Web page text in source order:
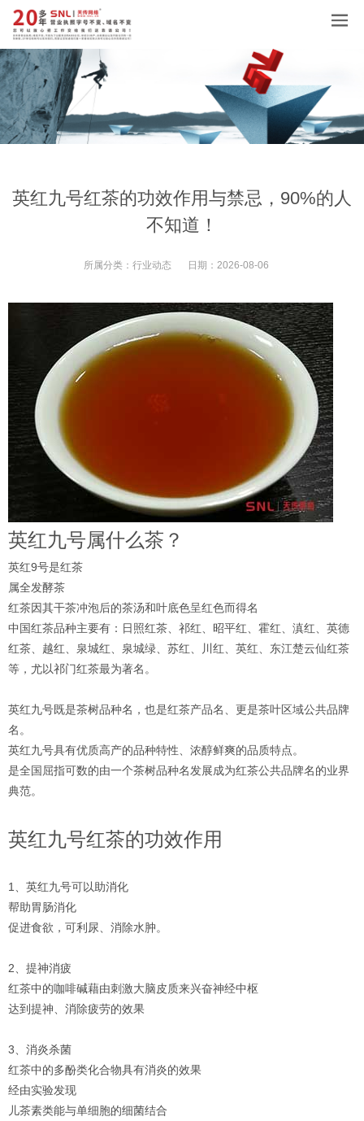
英红九号红茶的功效作用与禁忌，90%的人
不知道！
所属分类： 行业动态 日期： 2026-08-06
英红九号属什么茶？
英红9号是红茶
属全发酵茶
红茶因其干茶冲泡后的茶汤和叶底色呈红色而得名
中国红茶品种主要有：日照红茶、祁红、昭平红、霍红、滇红、英德
红茶、越红、泉城红、泉城绿、苏红、川红、英红、东江楚云仙红茶
等，尤以祁门红茶最为著名。
英红九号既是茶树品种名，也是红茶产品名、更是茶叶区域公共品牌
名。
英红九号具有优质高产的品种特性、浓醇鲜爽的品质特点。
是全国屈指可数的由一个茶树品种名发展成为红茶公共品牌名的业界
典范。
英红九号红茶的功效作用
1、英红九号可以助消化
帮助胃肠消化
促进食欲，可利尿、消除水肿。
2、提神消疲
红茶中的咖啡碱藉由刺激大脑皮质来兴奋神经中枢
达到提神、消除疲劳的效果
3、消炎杀菌
红茶中的多酚类化合物具有消炎的效果
经由实验发现
儿茶素类能与单细胞的细菌结合